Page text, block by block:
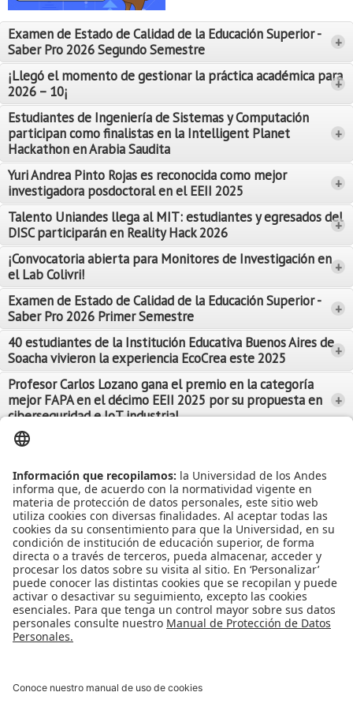
Examen de Estado de Calidad de la Educación Superior -
Saber Pro 2026 Segundo Semestre
+
Leer Más
¡Llegó el momento de gestionar la práctica académica para
2026 – 10¡
+
Leer Más
Estudiantes de Ingeniería de Sistemas y Computación
participan como finalistas en la Intelligent Planet
Hackathon en Arabia Saudita
+
Leer Más
Yuri Andrea Pinto Rojas es reconocida como mejor
investigadora posdoctoral en el EEII 2025
+
Leer Más
Talento Uniandes llega al MIT: estudiantes y egresados del
DISC participarán en Reality Hack 2026
+
Leer Más
¡Convocatoria abierta para Monitores de Investigación en
el Lab Colivri!
+
Leer Más
Examen de Estado de Calidad de la Educación Superior -
Saber Pro 2026 Primer Semestre
+
Leer Más
40 estudiantes de la Institución Educativa Buenos Aires de
Soacha vivieron la experiencia EcoCrea este 2025
+
Leer Más
Profesor Carlos Lozano gana el premio en la categoría
mejor FAPA en el décimo EEII 2025 por su propuesta en
ciberseguridad e IoT industrial
+
Leer Más
Ver más Noticias...
Ver más Eventos...
Apoyo Financiero
Reconocimiento como Universidad: Decreto 1297 del 30 de mayo de
Proyecto de grado
Reingreso
Reintegro
Retiro voluntario
Transferencia
Tarifas
Grado